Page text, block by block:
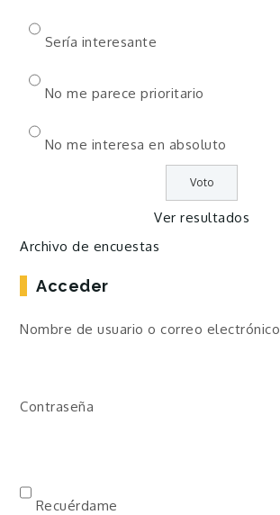
Sería interesante
No me parece prioritario
No me interesa en absoluto
Ver resultados
Archivo de encuestas
Acceder
Nombre de usuario o correo electrónico
Contraseña
Recuérdame